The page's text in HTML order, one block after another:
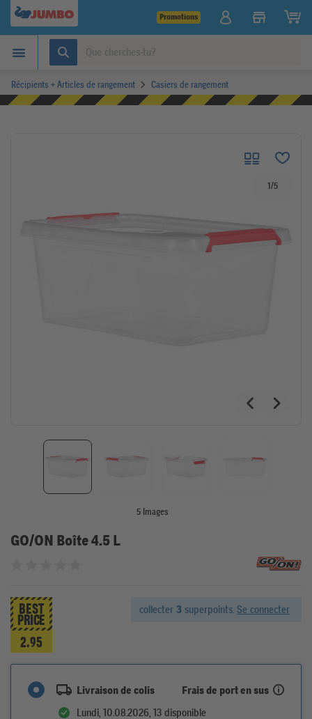
Promotions
Récipients + Articles de rangement Casiers de rangement
1/5
5 Images
GO/ON Boîte 4.5 L
BEST
PRICE
2.95
collecter 3 superpoints. Se connecter
Livraison de colis Frais de port en sus
Lundi, 10.08.2026, 13 disponible